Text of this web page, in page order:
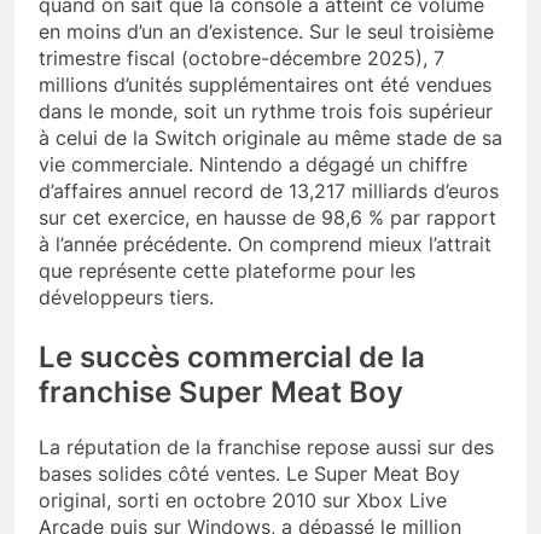
quand on sait que la console a atteint ce volume
en moins d’un an d’existence. Sur le seul troisième
trimestre fiscal (octobre-décembre 2025), 7
millions d’unités supplémentaires ont été vendues
dans le monde, soit un rythme trois fois supérieur
à celui de la Switch originale au même stade de sa
vie commerciale. Nintendo a dégagé un chiffre
d’affaires annuel record de 13,217 milliards d’euros
sur cet exercice, en hausse de 98,6 % par rapport
à l’année précédente. On comprend mieux l’attrait
que représente cette plateforme pour les
développeurs tiers.
Le succès commercial de la
franchise Super Meat Boy
La réputation de la franchise repose aussi sur des
bases solides côté ventes. Le Super Meat Boy
original, sorti en octobre 2010 sur Xbox Live
Arcade puis sur Windows, a dépassé le million